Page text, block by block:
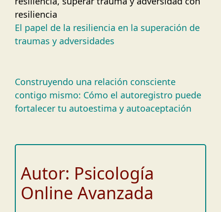
El papel de la resiliencia en la superación de
traumas y adversidades
Construyendo una relación consciente
contigo mismo: Cómo el autoregistro puede
fortalecer tu autoestima y autoaceptación
Autor: Psicología
Online Avanzada